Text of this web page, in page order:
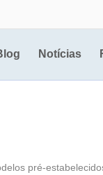
Notícias
pré-